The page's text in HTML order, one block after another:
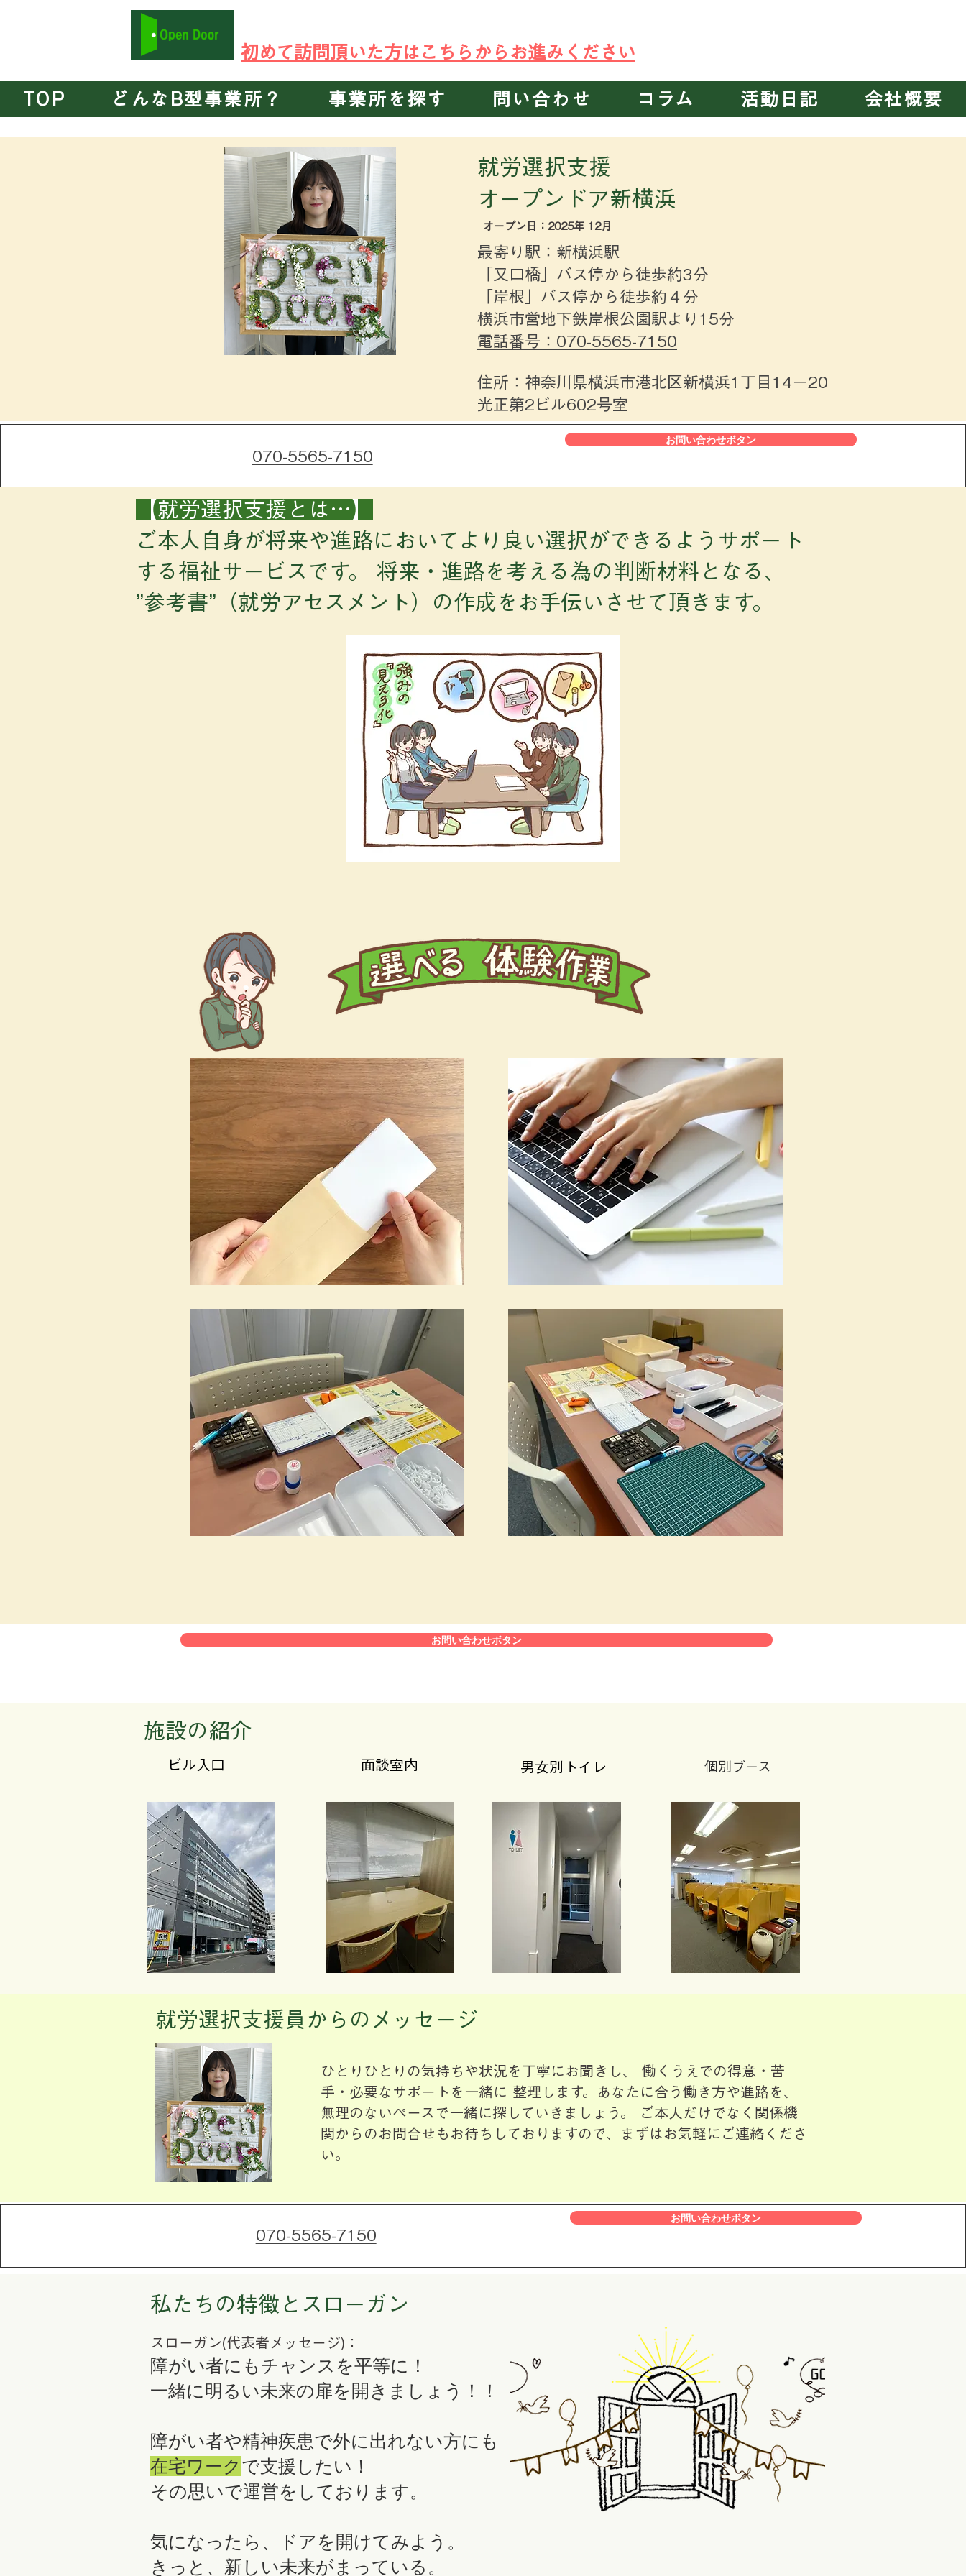
​初めて訪問頂いた方はこちらからお進みください
TOP どんなB型事業所？ 事業所を探す 問い合わせ コラム 活動日記 会社概要
就労選択支援
​オープンドア新横浜
​オープン日：2025年 12月
最寄り駅：新横浜駅
「又口橋」バス停から徒歩約3分
「岸根」バス停から徒歩約４分
横浜市営地下鉄岸根公園駅より15分
電話番号：070-5565-7150
住所：神奈川県横浜市港北区新横浜1丁目14−20
光正第2ビル602号室
070-5565-7150
お問い合わせボタン
【就労選択支援とは…】
ご本人自身が将来や進路においてより良い選択ができるようサポート
する福祉サービスです。 将来・進路を考える為の判断材料となる、
”参考書”（就労アセスメント）の作成をお手伝いさせて頂きます。
お問い合わせボタン
​施設の紹介
​ビル入口 ​面談室内 男女別トイレ ​個別ブース
就労選択支援員からのメッセージ
ひとりひとりの気持ちや状況を丁寧にお聞きし、 働くうえでの得意・苦
手・必要なサポートを一緒に 整理します。あなたに合う働き方や進路を、
無理のないペースで一緒に探していきましょう。 ご本人だけでなく関係機
関からのお問合せもお待ちしておりますので、まずはお気軽にご連絡くださ
い。
070-5565-7150
お問い合わせボタン
私たちの特徴とスローガン
スローガン(代表者メッセージ) ：
障がい者にもチャンスを平等に！
一緒に明るい未来の扉を開きましょう！！
障がい者や精神疾患で外に出れない方にも
在宅ワーク で支援したい！
その思いで運営をしております。
気になったら、ドアを開けてみよう。
きっと、新しい未来がまっている。